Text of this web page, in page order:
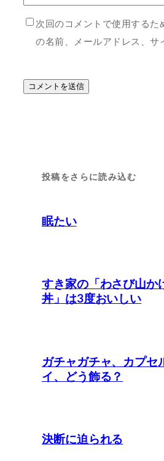
次回のコメントで使用するた
の名前、メールアドレス、サ
投稿をさらに読み込む
眠たい
すき家の「わさび山か
丼」は3度おいしい
ガチャガチャ、カプセ
イ、どう飾る？
決断に迫られる